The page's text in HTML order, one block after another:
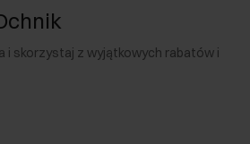
i skorzystaj z wyjątkowych rabatów i